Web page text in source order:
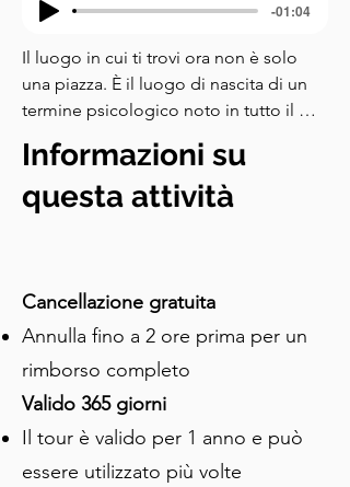
-01:04
Il luogo in cui ti trovi ora non è solo
una piazza. È il luogo di nascita di un
termine psicologico noto in tutto il
Cerca l'edificio in pietra chiara con un
orologio e lancette dorate sulla sua
facciata. Quello era l'ufficio di
Descrive un fenomeno in cui gli
ostaggi iniziano a provare empatia,
compassione e persino lealtà verso i
loro rapitori. E sì, è stato coniato
proprio qui, il ventitré agosto mille
novecento settantatré. Quello che
seguì è ampiamente considerato uno
dei più strani rapine in banca nella
Informazioni su
questa attività
Cancellazione gratuita
Annulla fino a 2 ore prima per un
rimborso completo
Valido 365 giorni
Il tour è valido per 1 anno e può
essere utilizzato più volte